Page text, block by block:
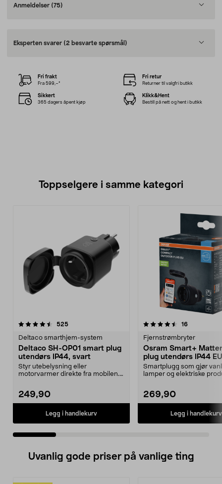
Anmeldelser (75)
Eksperten svarer (2 besvarte spørsmål)
Fri frakt
Fra 599,–*
Fri retur
Returner til valgfri butikk
Sikkert
365 dagers åpent kjøp
Klikk&Hent
Bestill på nett og hent i butikk
Toppselgere i samme kategori
525anmeldelser
Deltaco smarthjem-system
Deltaco SH-OP01 smart plug
utendørs IP44, svart
Styr utebelysning eller
motorvarmer direkte fra mobilen.
249,90
Legg i handlekurv
4.5 av 5 stjerner 16anmeldelser
Fjernstrømbryter
Osram Smart+
plug utendørs IP44 EU
Smartplugg som gjør
lamper og elektriske
269,90
Legg i handlekurv
4.0 av 5 stjerner
Uvanlig gode priser på vanlige ting